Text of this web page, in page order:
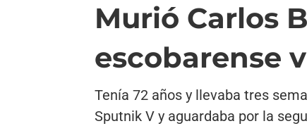
Murió Carlos
escobarense
Tenía 72 años y llevaba tres
Sputnik V y aguardaba por la